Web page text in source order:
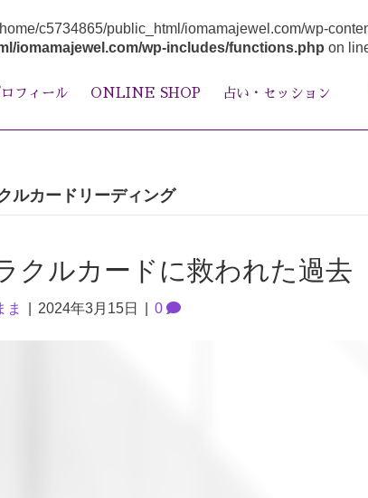
c5734865/public_html/iomamajewel.com/wp-
iomamajewel.com/wp-includes/functions.php on
フィール ONLINE SHOP 占い・セッション
ルカードリーディング
クルカードに救われた過去
ま 2024年3月15日 0